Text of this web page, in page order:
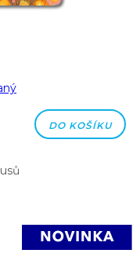
DO KOŠÍKU